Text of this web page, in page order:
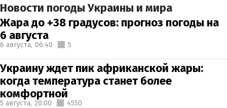
Новости погоды Украины и мира
Жара до +38 градусов: прогноз погоды на
6 августа
6 августа, 06:40 5
Украину ждет пик африканской жары:
когда температура станет более
комфортной
5 августа, 20:00 4550